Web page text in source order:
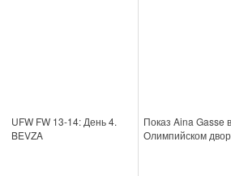
UFW FW 13-14: День 4.
BEVZA
Показ Aina Gasse в
Олимпийском